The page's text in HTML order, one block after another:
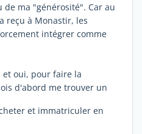
de ma "générosité". Car au
reçu à Monastir, les
intégrer comme
oui, pour faire la
d'abord me trouver un
et immatriculer en